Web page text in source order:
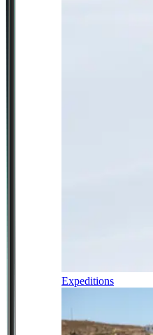
Expeditions